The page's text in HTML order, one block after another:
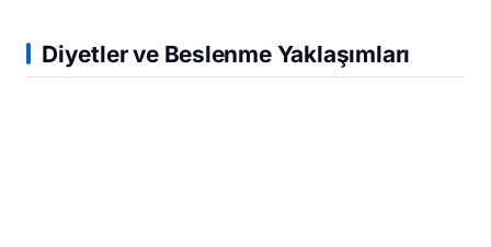
Diyetler ve Beslenme Yaklaşımları